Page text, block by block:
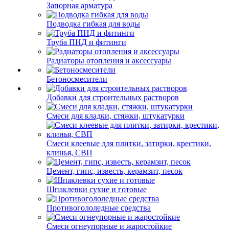
Запорная арматура
Подводка гибкая для воды
Труба ПНД и фитинги
Радиаторы отопления и аксессуары
Бетоносмесители
Добавки для строительных растворов
Смеси для кладки, стяжки, штукатурки
Смеси клеевые для плитки, затирки, крестики,
клинья, СВП
Цемент, гипс, известь, керамзит, песок
Шпаклевки сухие и готовые
Противогололедные средства
Смеси огнеупорные и жаростойкие